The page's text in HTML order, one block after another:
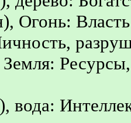
Огонь:
вода: